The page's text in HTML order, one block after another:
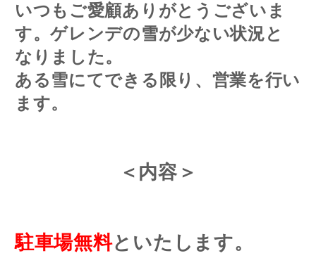
いつもご愛顧ありがとうございま
す。ゲレンデの雪が少ない状況と
なりました。
ある雪にてできる限り、営業を行い
ます。
＜内容＞
駐車場無料といたします。